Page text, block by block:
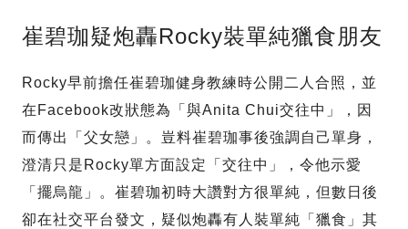
崔碧珈疑炮轟Rocky裝單純獵食朋友
Rocky早前擔任崔碧珈健身教練時公開二人合照，並
在Facebook改狀態為「與Anita Chui交往中」，因
而傳出「父女戀」。豈料崔碧珈事後強調自己單身，
澄清只是Rocky單方面設定「交往中」，令他示愛
「擺烏龍」。崔碧珈初時大讚對方很單純，但數日後
卻在社交平台發文，疑似炮轟有人裝單純「獵食」其